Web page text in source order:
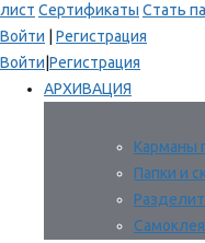
лист Сертификаты Стать
Войти
Регистрация
Войти Регистрация
АРХИВАЦИЯ
Карманы
Папки и